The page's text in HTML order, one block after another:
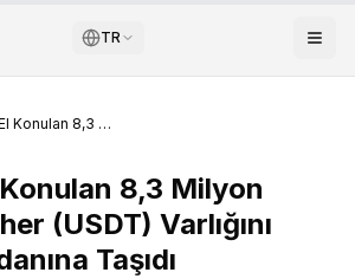
TR
Ukrayna El Konulan 8,3 Milyon Dolarlık Tether (USDT) Varlığını Devlet Cüzdanına Taşıdı
8,3 Milyon
(USDT) Varlığını
Taşıdı